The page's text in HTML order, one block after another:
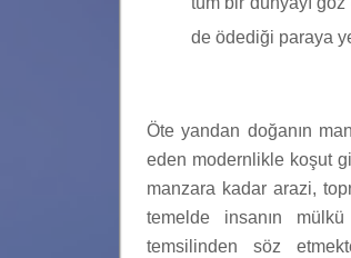
de ödediği paraya
Öte yandan doğanın
eden modernlikle koşut
manzara kadar arazi,
temelde insanın mülkü
temsilinden söz